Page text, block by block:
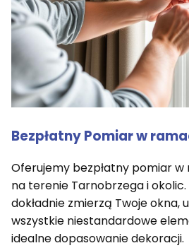
Bezpłatny Pomiar w
Oferujemy bezpłatny pomiar w
na terenie Tarnobrzega i okolic.
dokładnie zmierzą Twoje okna,
wszystkie niestandardowe
idealne dopasowanie dekoracji.